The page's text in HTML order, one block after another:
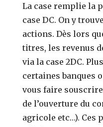
La case remplie la
case DC. On y
actions. Dès lors
titres, les revenus
via la case 2DC.
certaines banques
vous faire
de l’ouverture du
agricole etc…). Ces